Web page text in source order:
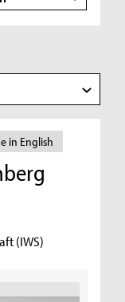
in English
(IWS)